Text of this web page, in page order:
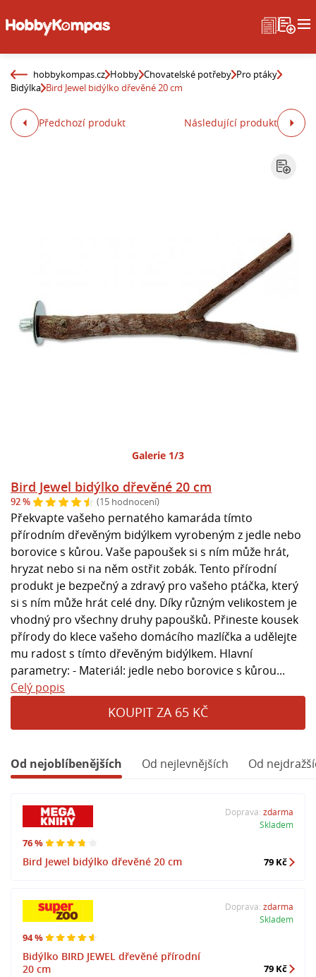
hobbykompas.cz Hobby Chovatelské potřeby Pro ptáky
Bidýlka Bird Jewel bidýlko dřevěné 20 cm
Předchozí produkt Následující produkt
Galerie 1/3
Bird Jewel bidýlko dřevěné 20 cm
92 % (15 hodnocení)
Překvapte vašeho pernatého kamaráda tímto
přírodním dřevěným bidýlkem vyrobeným z jedle nebo
borovice s kůrou. Vaše papoušek si s ním může hrát,
hryzat nebo si na něm ostřit zobák. Tento přírodní
produkt je bezpečný a zdravý pro vašeho ptáčka, který
si s ním může hrát celé dny. Díky různým velikostem je
vhodný pro všechny druhy papoušků. Přineste kousek
přírody do klece vašeho domácího mazlíčka a udělejte
mu radost s tímto dřevěným bidýlkem. Hlavní
parametry: - Materiál: jedle nebo borovice s kůrou...
Celý popis
KOUPIT ZA 65 KČ
Od nejoblíbenějších Od nejlevnějších Od
76 %
Bird Jewel bidýlko dřevěné 20 cm
Doprava: zdarma
Skladem
79 Kč
94 %
Bidýlko BIRD JEWEL dřevěné přírodní
20 cm
Doprava: zdarma
Skladem
79 Kč